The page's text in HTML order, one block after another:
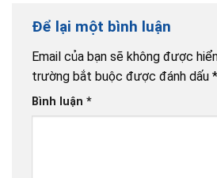
Để lại một bình luận
Email của bạn sẽ không được
trường bắt buộc được đánh dấu *
Bình luận *